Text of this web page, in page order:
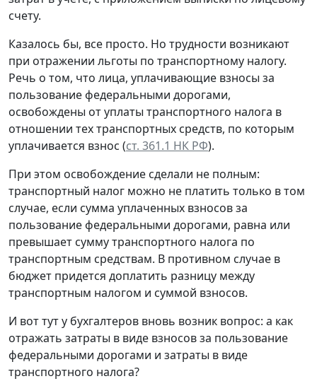
счету.
Казалось бы, все просто. Но трудности возникают
при отражении льготы по транспортному налогу.
Речь о том, что лица, уплачивающие взносы за
пользование федеральными дорогами,
освобождены от уплаты транспортного налога в
отношении тех транспортных средств, по которым
уплачивается взнос (ст. 361.1 НК РФ).
При этом освобождение сделали не полным:
транспортный налог можно не платить только в том
случае, если сумма уплаченных взносов за
пользование федеральными дорогами, равна или
превышает сумму транспортного налога по
транспортным средствам. В противном случае в
бюджет придется доплатить разницу между
транспортным налогом и суммой взносов.
И вот тут у бухгалтеров вновь возник вопрос: а как
отражать затраты в виде взносов за пользование
федеральными дорогами и затраты в виде
транспортного налога?